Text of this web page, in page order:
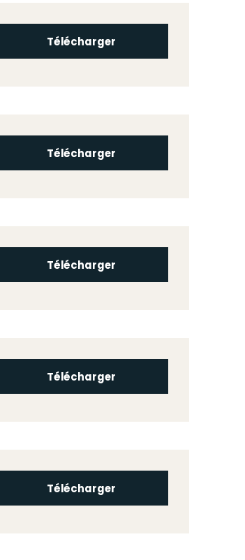
Télécharger
Télécharger
Télécharger
Télécharger
Télécharger